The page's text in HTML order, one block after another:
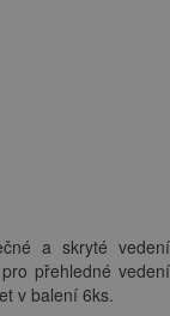
a skryté vedení
přehledné vedení
v balení 6ks.